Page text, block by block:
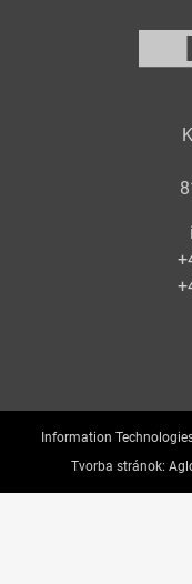
Information
Tvorba stránok: